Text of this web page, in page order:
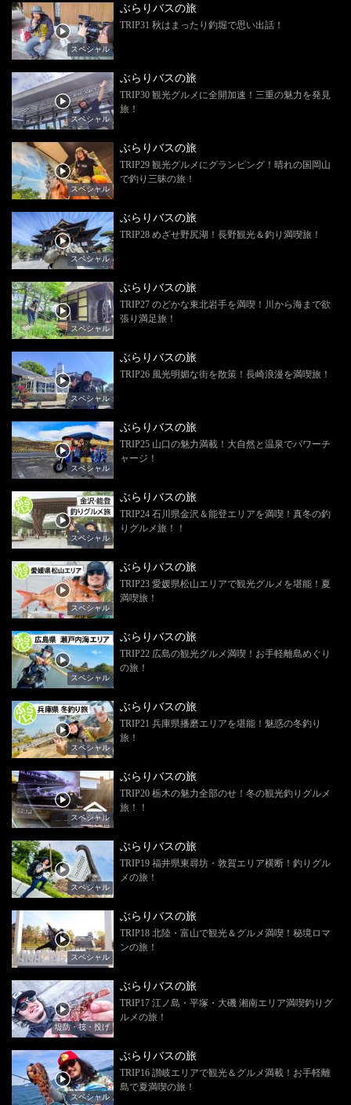
スペシャル
ぶらりバスの旅
TRIP31 秋はまったり釣堀で思い出話！
スペシャル
ぶらりバスの旅
TRIP30 観光グルメに全開加速！三重の魅力を発見
旅！
スペシャル
ぶらりバスの旅
TRIP29 観光グルメにグランピング！晴れの国岡山
で釣り三昧の旅！
スペシャル
ぶらりバスの旅
TRIP28 めざせ野尻湖！長野観光＆釣り満喫旅！
スペシャル
ぶらりバスの旅
TRIP27 のどかな東北岩手を満喫！川から海まで欲
張り満足旅！
スペシャル
ぶらりバスの旅
TRIP26 風光明媚な街を散策！長崎浪漫を満喫旅！
スペシャル
ぶらりバスの旅
TRIP25 山口の魅力満載！大自然と温泉でパワーチ
ャージ！
スペシャル
ぶらりバスの旅
TRIP24 石川県金沢＆能登エリアを満喫！真冬の釣
りグルメ旅！！
スペシャル
ぶらりバスの旅
TRIP23 愛媛県松山エリアで観光グルメを堪能！夏
満喫旅！
スペシャル
ぶらりバスの旅
TRIP22 広島の観光グルメ満喫！お手軽離島めぐり
の旅！
スペシャル
ぶらりバスの旅
TRIP21 兵庫県播磨エリアを堪能！魅惑の冬釣り
旅！
スペシャル
ぶらりバスの旅
TRIP20 栃木の魅力全部のせ！冬の観光釣りグルメ
旅！！
スペシャル
ぶらりバスの旅
TRIP19 福井県東尋坊・敦賀エリア横断！釣りグル
メの旅！
スペシャル
ぶらりバスの旅
TRIP18 北陸・富山で観光＆グルメ満喫！秘境ロマ
ンの旅！
堤防・筏・投げ
ぶらりバスの旅
TRIP17 江ノ島・平塚・大磯 湘南エリア満喫釣りグ
ルメの旅！
スペシャル
ぶらりバスの旅
TRIP16 讃岐エリアで観光＆グルメ満載！お手軽離
島で夏満喫の旅！